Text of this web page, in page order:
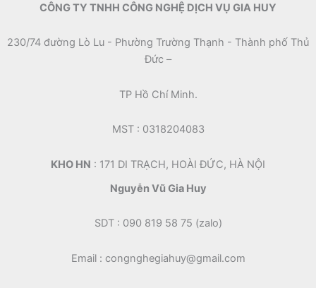
CÔNG TY TNHH CÔNG NGHỆ DỊCH VỤ GIA HUY
230/74 đường Lò Lu - Phường Trường Thạnh - Thành phố Thủ
Đức –
TP Hồ Chí Minh.
MST : 0318204083
KHO HN : 171 DI TRẠCH, HOÀI ĐỨC, HÀ NỘI
Nguyễn Vũ Gia Huy
SDT : 090 819 58 75 (zalo)
Email : congnghegiahuy@gmail.com